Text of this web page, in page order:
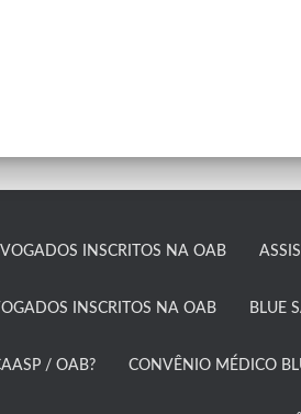
INSCRITOS NA OAB
INSCRITOS NA OAB BLUE
/ OAB?​ CONVÊNIO MÉDICO